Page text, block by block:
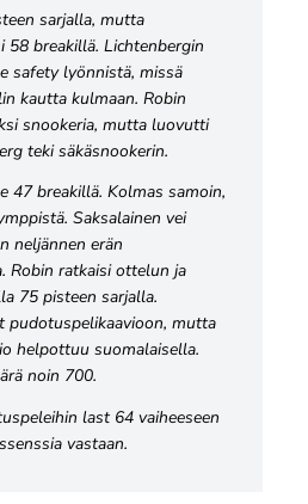
sarjalla, mutta
58 breakillä. Lichtenbergin
safety lyönnistä, missä
kautta kulmaan. Robin
snookeria, mutta luovutti
teki säkäsnookerin.
47 breakillä. Kolmas samoin,
Saksalainen vei
neljännen erän
Robin ratkaisi ottelun ja
75 pisteen sarjalla.
pudotuspelikaavioon, mutta
helpottuu suomalaisella.
noin 700.
last 64 vaiheeseen
vastaan.